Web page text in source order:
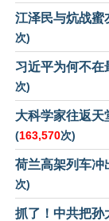
江泽民与炕战蜜
次)
习近平为何不在
次)
大科学家往返天
(163,570次)
荷兰高架列车冲
次)
抓了！中共把孙